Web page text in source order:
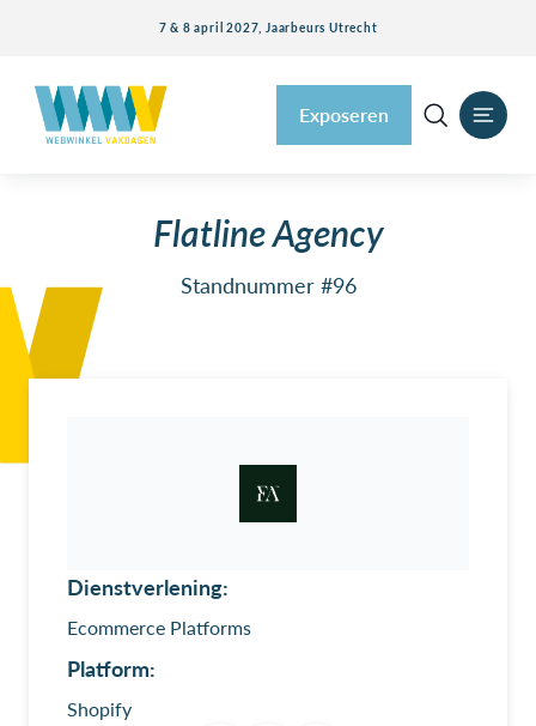
7 & 8 april 2027, Jaarbeurs Utrecht
Exposeren
Flatline Agency
Standnummer #96
Dienstverlening:
Ecommerce Platforms
Platform:
Shopify